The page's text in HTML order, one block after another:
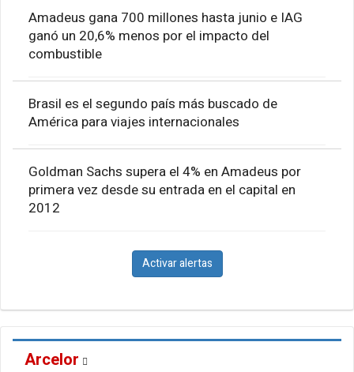
Amadeus gana 700 millones hasta junio e IAG
ganó un 20,6% menos por el impacto del
combustible
Brasil es el segundo país más buscado de
América para viajes internacionales
Goldman Sachs supera el 4% en Amadeus por
primera vez desde su entrada en el capital en
2012
Activar alertas
Arcelor